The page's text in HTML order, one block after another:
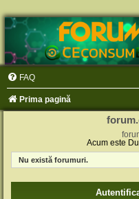
FAQ
Prima pagină
Acum este
Nu există forumuri.